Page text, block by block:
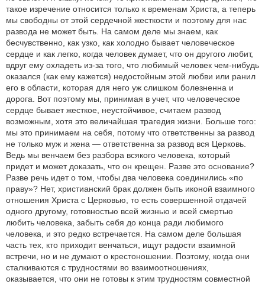
такое изречение относится только к временам Христа, а теперь
мы свободны от этой сердечной жесткости и поэтому для нас
развода не может быть. На самом деле мы знаем, как
бесчувственно, как узко, как холодно бывает человеческое
сердце и как легко, когда человек думает, что он другого любит,
вдруг ему охладеть из-за того, что любимый человек чем-нибудь
оказался (как ему кажется) недостойным этой любви или ранил
его в области, которая для него уж слишком болезненна и
дорога. Вот поэтому мы, принимая в учет, что человеческое
сердце бывает жесткое, неустойчивое, считаем развод
возможным, хотя это величайшая трагедия жизни. Больше того:
мы это принимаем на себя, потому что ответственны за развод
не только муж и жена — ответственна за развод вся Церковь.
Ведь мы венчаем без разбора всякого человека, который
придет и может доказать, что он крещен. Разве это основание?
Разве речь идет о том, чтобы два человека соединились «по
праву»? Нет, христианский брак должен быть иконой взаимного
отношения Христа с Церковью, то есть совершенной отдачей
одного другому, готовностью всей жизнью и всей смертью
любить человека, забыть себя до конца ради любимого
человека, и это редко встречается. На самом деле большая
часть тех, кто приходит венчаться, ищут радости взаимной
встречи, но и не думают о крестоношении. Поэтому, когда они
сталкиваются с трудностями во взаимоотношениях,
оказывается, что они не готовы к этим трудностям совместной